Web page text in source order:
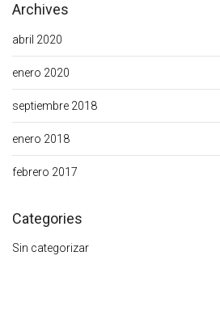
Archives
abril 2020
enero 2020
septiembre 2018
enero 2018
febrero 2017
Categories
Sin categorizar